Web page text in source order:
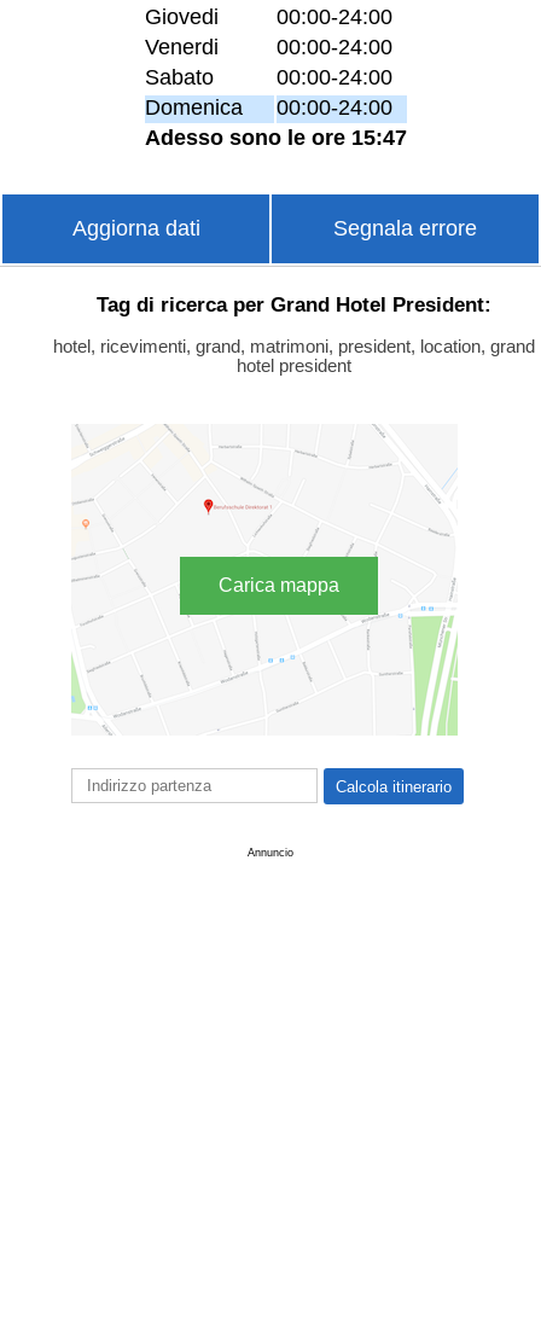
Giovedi
00:00-24:00
Venerdi
00:00-24:00
Sabato
00:00-24:00
Domenica
00:00-24:00
Adesso sono le ore 15:47
Aggiorna dati Segnala errore
Tag di ricerca per Grand Hotel President:
hotel, ricevimenti, grand, matrimoni, president, location, grand
hotel president
Carica mappa
Annuncio